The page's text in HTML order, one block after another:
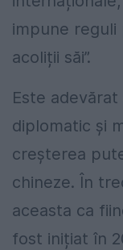
impune
acoliții săi”.
Este
diplomatic și
creșterea
chineze. În
aceasta ca
fost inițiat în